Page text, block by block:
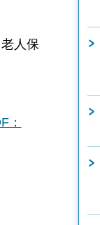
人保
：